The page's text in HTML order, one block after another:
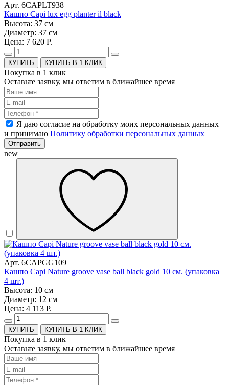
Арт. 6CAPLT938
Кашпо Capi lux egg planter il black
Высота: 37 см
Диаметр: 37 см
Цена: 7 620 Р.
КУПИТЬ В 1 КЛИК
Покупка в 1 клик
Оставьте заявку, мы ответим в ближайшее время
Я даю согласие на обработку моих персональных данных
и принимаю Политику обработки персональных данных
Отправить
new
Арт. 6CAPGG109
Кашпо Capi Nature groove vase ball black gold 10 см. (упаковка
4 шт.)
Высота: 10 см
Диаметр: 12 см
Цена: 4 113 Р.
КУПИТЬ В 1 КЛИК
Покупка в 1 клик
Оставьте заявку, мы ответим в ближайшее время